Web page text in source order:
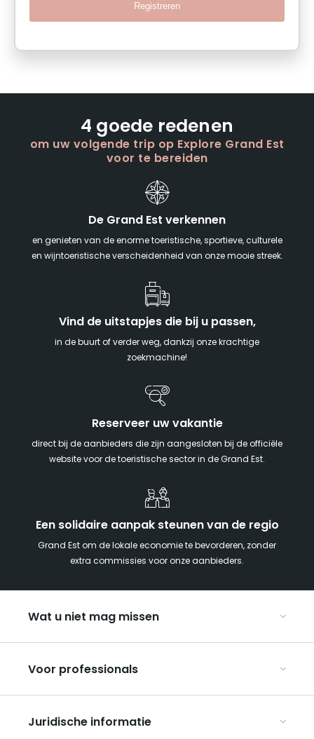
Registreren
4 goede redenen
om uw volgende trip op Explore Grand Est
voor te bereiden
De Grand Est verkennen
en genieten van de enorme toeristische, sportieve, culturele
en wijntoeristische verscheidenheid van onze mooie streek.
Vind de uitstapjes die bij u passen,
in de buurt of verder weg, dankzij onze krachtige
zoekmachine!
Reserveer uw vakantie
direct bij de aanbieders die zijn aangesloten bij de officiële
website voor de toeristische sector in de Grand Est.
Een solidaire aanpak steunen van de regio
Grand Est om de lokale economie te bevorderen, zonder
extra commissies voor onze aanbieders.
Wat u niet mag missen
Met z’n tweeën
Kerst in Oost-Frankrijk
De Route des Vins d’Alsace
Voor professionals
Organiseer uw groepsreizen
Juridische informatie